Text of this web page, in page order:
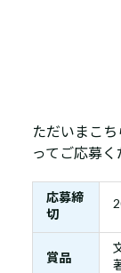
ただいまこ
ってご応募く
応募締
切
賞品